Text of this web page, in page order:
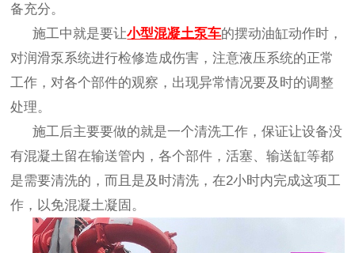
备充分。
施工中就是要让小型混凝土泵车的摆动油缸动作时，
对润滑泵系统进行检修造成伤害，注意液压系统的正常
工作，对各个部件的观察，出现异常情况要及时的调整
处理。
施工后主要要做的就是一个清洗工作，保证让设备没
有混凝土留在输送管内，各个部件，活塞、输送缸等都
是需要清洗的，而且是及时清洗，在2小时内完成这项工
作，以免混凝土凝固。